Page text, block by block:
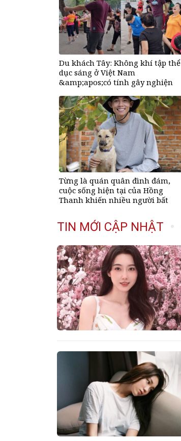
Du khách Tây: Không khí tập thể
dục sáng ở Việt Nam
&amp;apos;có tính gây nghiện
Từng là quán quân đình đám,
cuộc sống hiện tại của Hồng
Thanh khiến nhiều người bất
TIN MỚI CẬP NHẬT